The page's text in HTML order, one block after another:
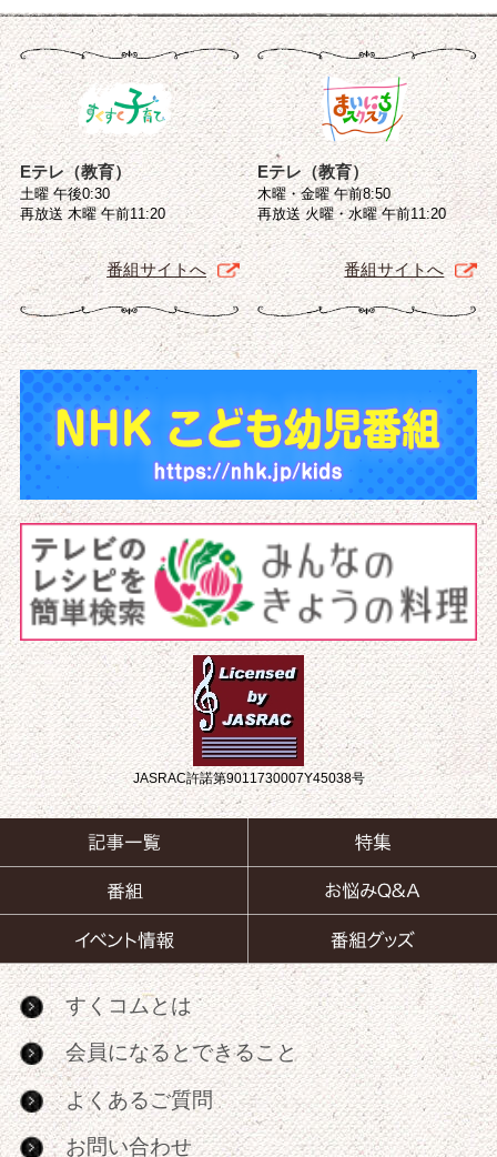
Eテレ（教育）
土曜 午後0:30
再放送 木曜 午前11:20
番組サイトへ
Eテレ（教育）
木曜・金曜 午前8:50
再放送 火曜・水曜 午前11:20
番組サイトへ
JASRAC許諾第9011730007Y45038号
すくコムとは
会員になるとできること
よくあるご質問
お問い合わせ